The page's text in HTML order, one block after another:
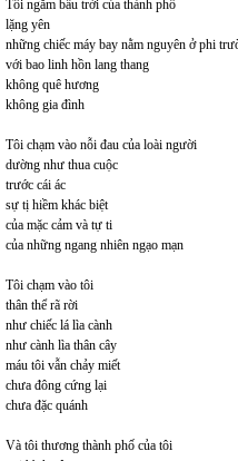
Tôi ngắm bầu trời của thành phố
lặng yên
những chiếc máy bay nằm nguyên ở phi
với bao linh hồn lang thang
không quê hương
không gia đình
Tôi chạm vào nỗi đau của loài người
dường như thua cuộc
trước cái ác
sự tị hiềm khác biệt
của mặc cảm và tự ti
của những ngang nhiên ngạo mạn
Tôi chạm vào tôi
thân thể rã rời
như chiếc lá lìa cành
như cành lìa thân cây
máu tôi vẫn chảy miết
chưa đông cứng lại
chưa đặc quánh
Và tôi thương thành phố của tôi